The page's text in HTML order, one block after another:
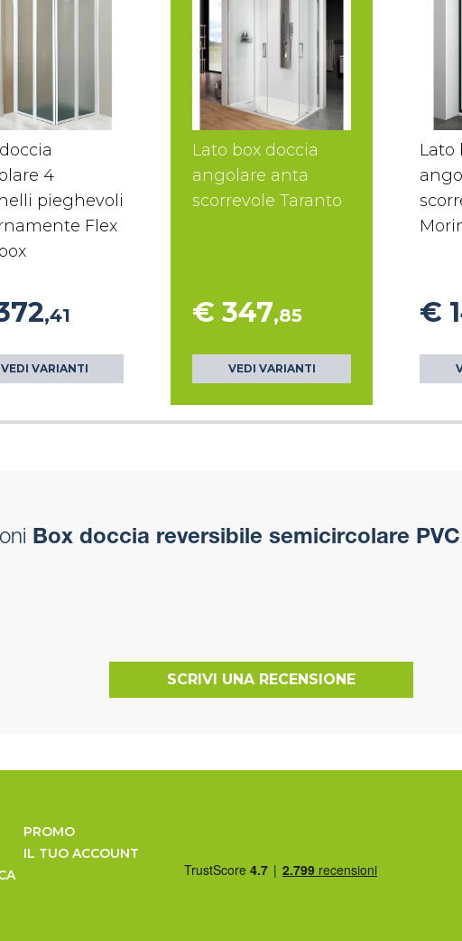
4
pieghevoli
Flex
,41
VEDI VARIANTI
Lato box doccia
angolare anta
scorrevole Taranto
€ 347,85
VEDI VARIANTI
Lato
€
Box doccia reversibile semicircolare
SCRIVI UNA RECENSIONE
PROMO
IL TUO ACCOUNT